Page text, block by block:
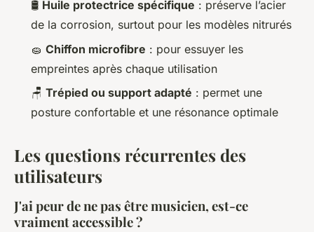
🛢️ Huile protectrice spécifique : préserve l’acier
de la corrosion, surtout pour les modèles nitrurés
🧽 Chiffon microfibre : pour essuyer les
empreintes après chaque utilisation
🪑 Trépied ou support adapté : permet une
posture confortable et une résonance optimale
Les questions récurrentes des
utilisateurs
J'ai peur de ne pas être musicien, est-ce
vraiment accessible ?